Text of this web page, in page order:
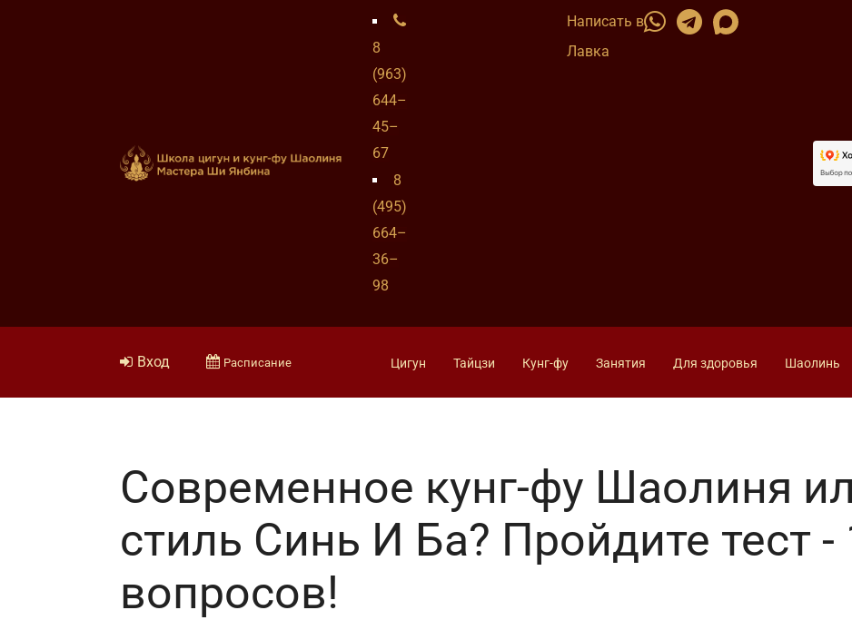
8
(963)
644–
45–
67
8
(495)
664–
36–
98
Написать в
Лавка
Вход Расписание Цигун Тайцзи Кунг-фу Занятия Для здоровья Шаолинь
Современное кунг-фу Шаолиня
стиль Синь И Ба? Пройдите тест -
вопросов!